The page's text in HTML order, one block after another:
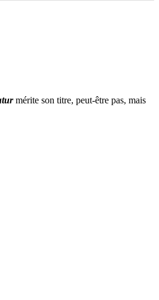
mérite son titre, peut-être pas, mais